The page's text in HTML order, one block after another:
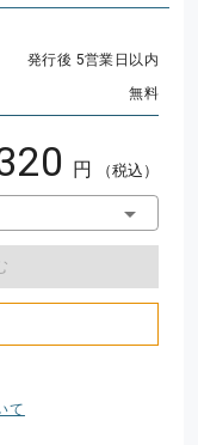
発行後 5営業日以内
無料
円 （税込）
て